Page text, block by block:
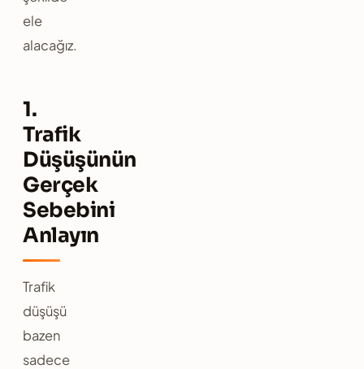
ele
alacağız.
1.
Trafik
Düşüşünün
Gerçek
Sebebini
Anlayın
Trafik
düşüşü
bazen
sadece